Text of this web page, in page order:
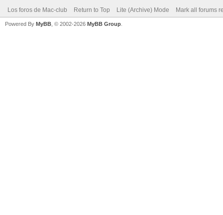
Los foros de Mac-club Return to Top Lite (Archive) Mode Mark all forums
Powered By MyBB , © 2002-2026 MyBB Group